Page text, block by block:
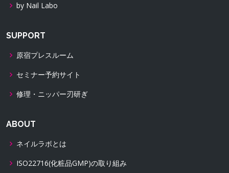
by Nail Labo
SUPPORT
原宿プレスルーム
セミナー予約サイト
修理・ニッパー刃研ぎ
ABOUT
ネイルラボとは
ISO22716(化粧品GMP)の取り組み